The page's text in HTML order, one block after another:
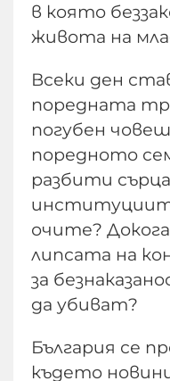
в която
живота на
Всеки ден
поредната
погубен
поредното
разбити
очите?
липсата на
за
да убиват?
България се
където